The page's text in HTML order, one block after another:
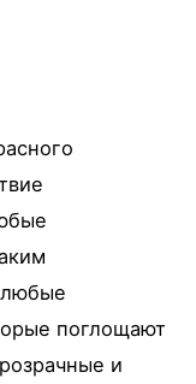
любые
поглощают
и